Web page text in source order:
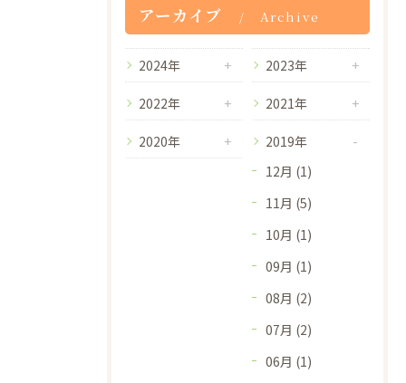
アーカイブ Archive
2024年 2023年
2022年 2021年
2020年
2019年
12月 (1)
11月 (5)
10月 (1)
09月 (1)
08月 (2)
07月 (2)
06月 (1)